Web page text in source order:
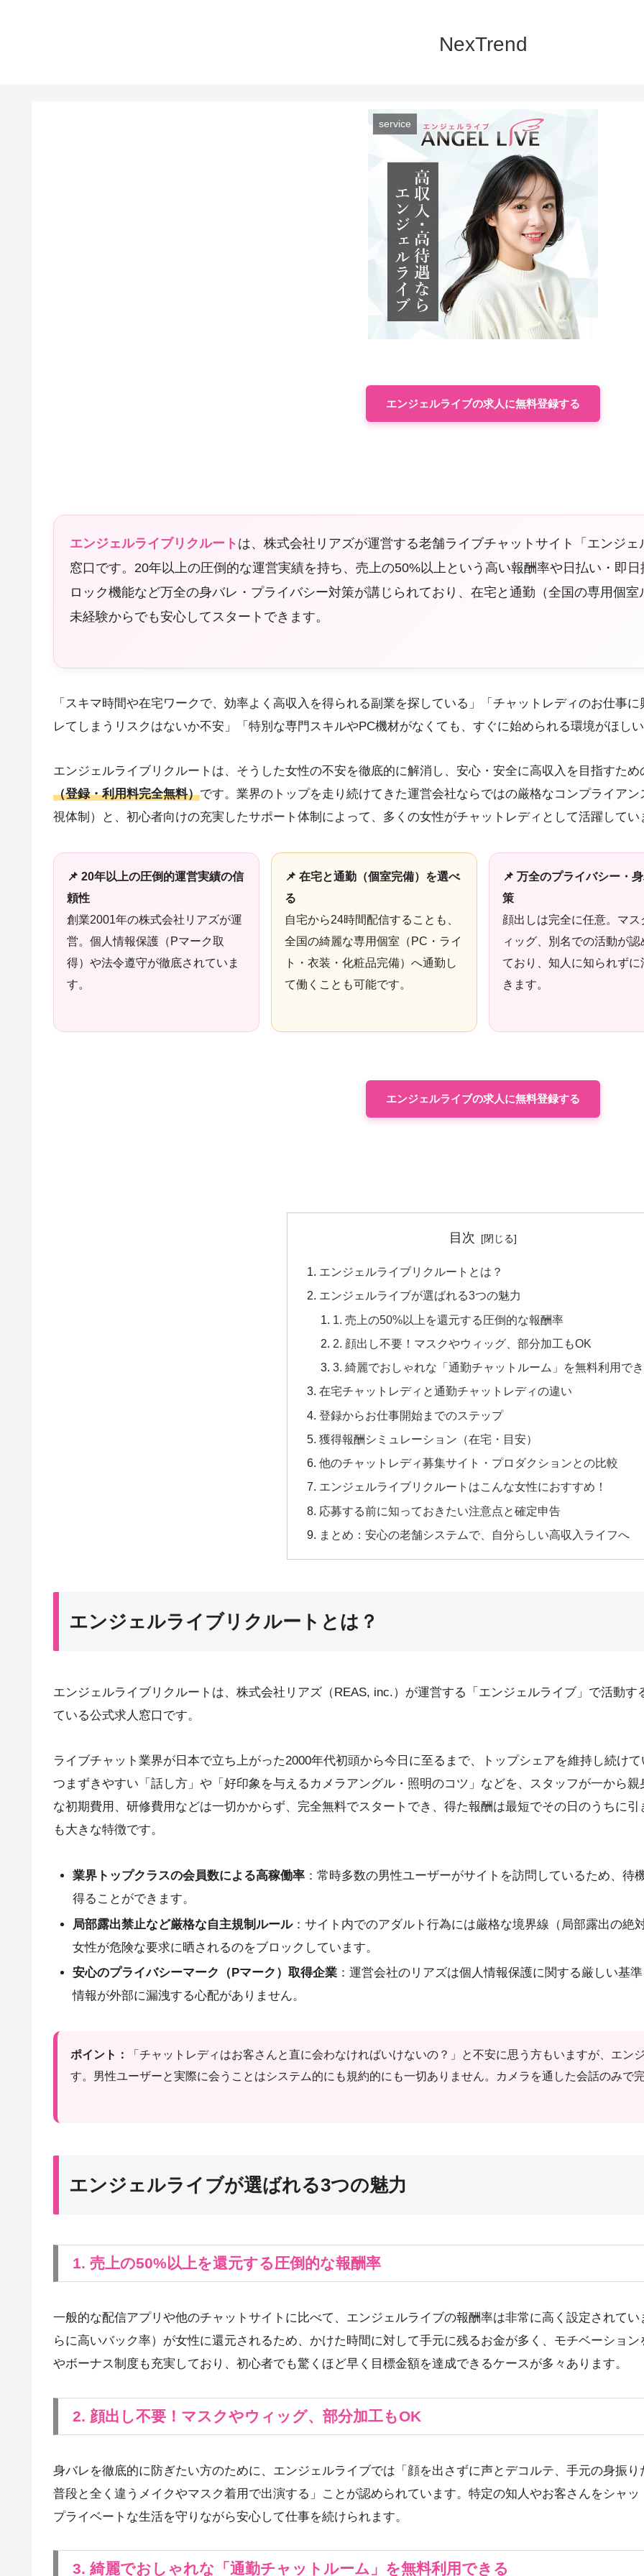
NexTrend
service
エンジェルライブの求人に無料登録する
エンジェルライブリクルート は、株式会社リアズが運営する老舗ライブチャットサイト「エンジ
窓口です。20年以上の圧倒的な運営実績を持ち、売上の50%以上という高い報酬率や日払い・即
ロック機能など万全の身バレ・プライバシー対策が講じられており、在宅と通勤（全国の専用個
未経験からでも安心してスタートできます。
「スキマ時間や在宅ワークで、効率よく高収入を得られる副業を探している」「チャットレディのお仕事
レてしまうリスクはないか不安」「特別な専門スキルやPC機材がなくても、すぐに始められる環境がほし
エンジェルライブリクルートは、そうした女性の不安を徹底的に解消し、安心・安全に高収入を目指すため
（登録・利用料完全無料）です。業界のトップを走り続けてきた運営会社ならではの厳格なコンプライア
視体制）と、初心者向けの充実したサポート体制によって、多くの女性がチャットレディとして活躍してい
📌 20年以上の圧倒的運営実績の信
頼性
創業2001年の株式会社リアズが運
営。個人情報保護（Pマーク取
得）や法令遵守が徹底されていま
す。
📌 在宅と通勤（個室完備）を選べ
る
自宅から24時間配信することも、
全国の綺麗な専用個室（PC・ライ
ト・衣装・化粧品完備）へ通勤し
て働くことも可能です。
📌 万全のプライバシー・
策
顔出しは完全に任意。マス
ィッグ、別名での活動が認
ており、知人に知られずに
きます。
エンジェルライブの求人に無料登録する
目次
エンジェルライブリクルートとは？
エンジェルライブが選ばれる3つの魅力
1. 売上の50%以上を還元する圧倒的な報酬率
2. 顔出し不要！マスクやウィッグ、部分加工もOK
3. 綺麗でおしゃれな「通勤チャットルーム」を無料利用で
在宅チャットレディと通勤チャットレディの違い
登録からお仕事開始までのステップ
獲得報酬シミュレーション（在宅・目安）
他のチャットレディ募集サイト・プロダクションとの比較
エンジェルライブリクルートはこんな女性におすすめ！
応募する前に知っておきたい注意点と確定申告
まとめ：安心の老舗システムで、自分らしい高収入ライフへ
エンジェルライブリクルートとは？
エンジェルライブリクルートは、株式会社リアズ（REAS, inc.）が運営する「エンジェルライブ」で活動
ている公式求人窓口です。
ライブチャット業界が日本で立ち上がった2000年代初頭から今日に至るまで、トップシェアを維持し続け
つまずきやすい「話し方」や「好印象を与えるカメラアングル・照明のコツ」などを、スタッフが一から
な初期費用、研修費用などは一切かからず、完全無料でスタートでき、得た報酬は最短でその日のうちに
も大きな特徴です。
業界トップクラスの会員数による高稼働率 ：常時多数の男性ユーザーがサイトを訪問しているため、
得ることができます。
局部露出禁止など厳格な自主規制ルール：サイト内でのアダルト行為には厳格な境界線（局部露出の絶
女性が危険な要求に晒されるのをブロックしています。
安心のプライバシーマーク（Pマーク）取得企業 ：運営会社のリアズは個人情報保護に関する厳しい基
情報が外部に漏洩する心配がありません。
ポイント：
「チャットレディはお客さんと直に会わなければいけないの？」と不安に思う方もいますが、エ
す。男性ユーザーと実際に会うことはシステム的にも規約的にも一切ありません。カメラを通した会話のみで
エンジェルライブが選ばれる3つの魅力
1. 売上の50%以上を還元する圧倒的な報酬率
一般的な配信アプリや他のチャットサイトに比べて、エンジェルライブの報酬率は非常に高く設定されて
らに高いバック率）が女性に還元されるため、かけた時間に対して手元に残るお金が多く、モチベーショ
やボーナス制度も充実しており、初心者でも驚くほど早く目標金額を達成できるケースが多々あります。
2. 顔出し不要！マスクやウィッグ、部分加工もOK
身バレを徹底的に防ぎたい方のために、エンジェルライブでは「顔を出さずに声とデコルテ、手元の身振
普段と全く違うメイクやマスク着用で出演する」ことが認められています。特定の知人やお客さんをシャ
プライベートな生活を守りながら安心して仕事を続けられます。
3. 綺麗でおしゃれな「通勤チャットルーム」を無料利用できる